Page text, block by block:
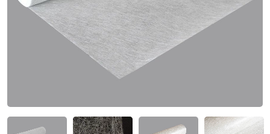
glass
to